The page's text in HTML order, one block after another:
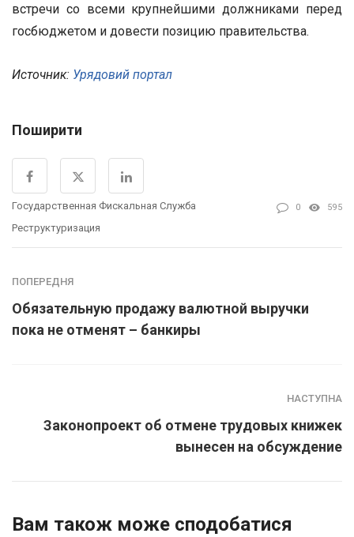
встречи со всеми крупнейшими должниками перед
госбюджетом и довести позицию правительства.
Источник: Урядовий портал
Поширити
Государственная Фискальная Служба
Реструктуризация
0 595
ПОПЕРЕДНЯ
Обязательную продажу валютной выручки
пока не отменят – банкиры
НАСТУПНА
Законопроект об отмене трудовых книжек
вынесен на обсуждение
Вам також може сподобатися